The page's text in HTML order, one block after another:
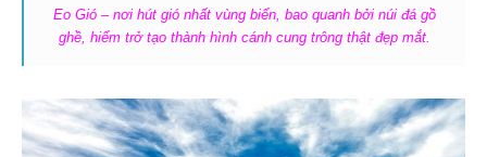
Eo Gió – nơi hút gió nhất vùng biển, bao quanh bởi núi đá gồ
ghề, hiểm trở tạo thành hình cánh cung trông thật đẹp mắt.